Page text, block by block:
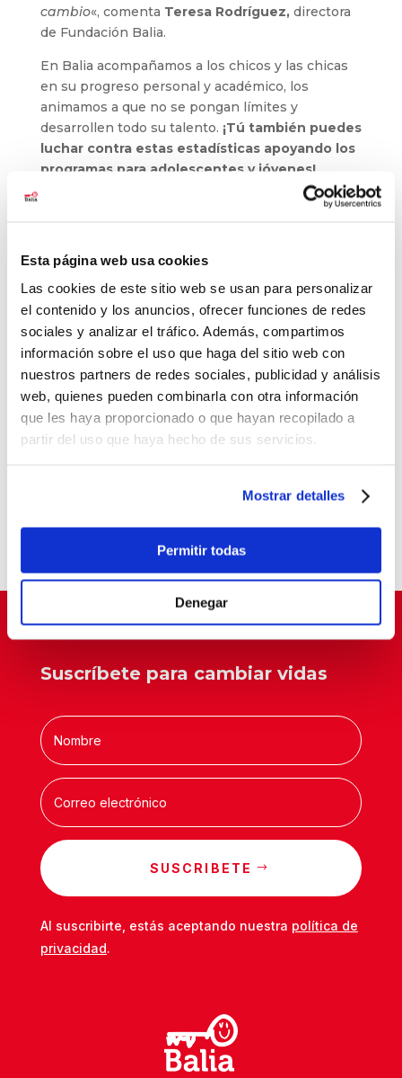
Esta página web usa cookies
Las cookies de este sitio web se usan para personalizar
el contenido y los anuncios, ofrecer funciones de redes
sociales y analizar el tráfico. Además, compartimos
información sobre el uso que haga del sitio web con
nuestros partners de redes sociales, publicidad y análisis
web, quienes pueden combinarla con otra información
que les haya proporcionado o que hayan recopilado a
partir del uso que haya hecho de sus servicios.
Mostrar detalles
Permitir todas
Denegar
cambio«, comenta Teresa Rodríguez,directora
de Fundación Balia.
En Balia acompañamos a los chicos y las chicas
en su progreso personal y académico, los
animamos a que no se pongan límites y
desarrollen todo su talento. ¡Tú también puedes
luchar contra estas estadísticas apoyando los
programas para adolescentes y jóvenes!
Buscar
Últimas noticias
El baloncesto de Balia cierra la temporada con
177 jóvenes
Balia refuerza su labor educativa en Tetuán.
Un aula que cambia vidas
Suscríbete para cambiar vidas
SUSCRIBETE
Al suscribirte, estás aceptando nuestra política de
privacidad.